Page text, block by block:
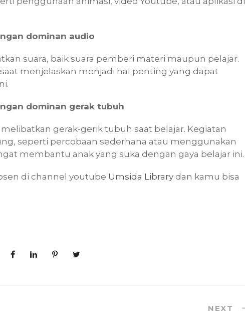
dominan audio
suara, baik suara pemberi materi maupun pelajar.
menjelaskan menjadi hal penting yang dapat
dominan gerak tubuh
gerak-gerik tubuh saat belajar. Kegiatan
seperti percobaan sederhana atau menggunakan
membantu anak yang suka dengan gaya belajar ini.
di channel youtube Umsida Library dan kamu bisa
NEXT